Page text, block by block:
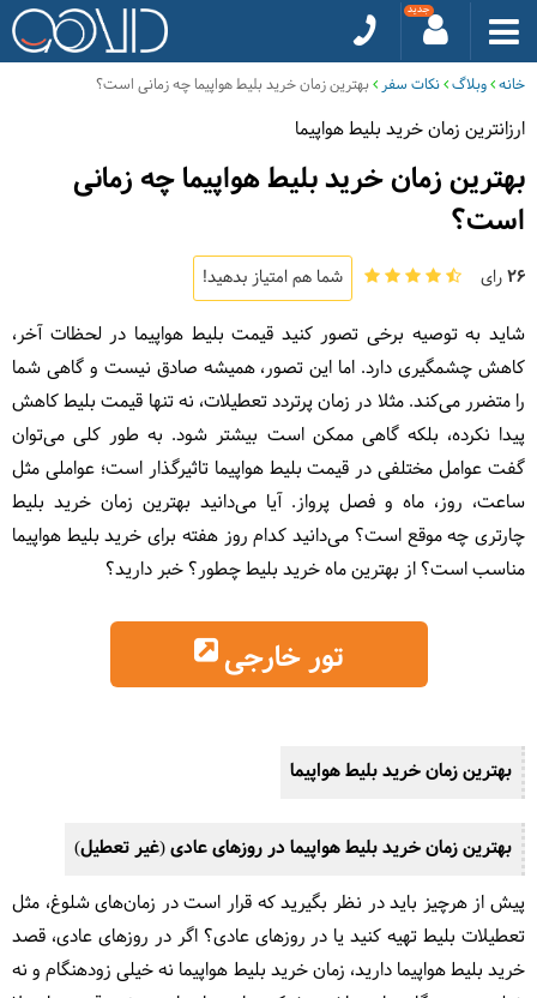
خانه وبلاگ نکات سفر بهترین زمان خرید بلیط هواپیما چه زمانی است؟
ارزانترین زمان خرید بلیط هواپیما
بهترین زمان خرید بلیط هواپیما چه زمانی
است؟
26رای شما هم امتیاز بدهید!
شاید به توصیه برخی تصور کنید قیمت بلیط هواپیما در لحظات آخر،
کاهش چشمگیری دارد. اما این تصور، همیشه صادق نیست و گاهی شما
را متضرر می‌کند. مثلا در زمان پرتردد تعطیلات، نه تنها قیمت بلیط کاهش
پیدا نکرده، بلکه گاهی ممکن است بیشتر شود. به طور کلی می‌توان
گفت عوامل مختلفی در قیمت بلیط هواپیما تاثیرگذار است؛ عواملی مثل
ساعت، روز، ماه و فصل پرواز. آیا می‌دانید بهترین زمان خرید بلیط
چارتری چه موقع است؟ می‌دانید کدام روز هفته برای خرید بلیط هواپیما
مناسب است؟ از بهترین ماه خرید بلیط چطور؟ خبر دارید؟
تور خارجی
بهترین زمان خرید بلیط هواپیما
بهترین زمان خرید بلیط هواپیما در روزهای عادی (غیر تعطیل)
پیش از هرچیز باید در نظر بگیرید که قرار است در زمان‌های شلوغ، مثل
تعطیلات بلیط تهیه کنید یا در روزهای عادی؟ اگر در روزهای عادی، قصد
خرید بلیط هواپیما دارید، زمان خرید بلیط هواپیما نه خیلی زودهنگام و نه